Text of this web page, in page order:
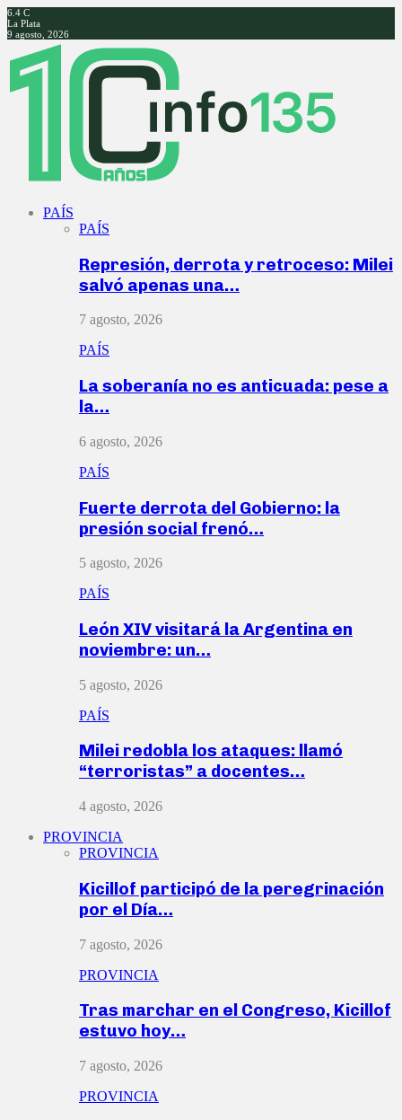
6.4 C
La Plata
9 agosto, 2026
Facebook
Twitter
Instagram
Youtube
PAÍS
PAÍS
Represión, derrota y retroceso: Milei
salvó apenas una…
7 agosto, 2026
PAÍS
La soberanía no es anticuada: pese a
la…
6 agosto, 2026
PAÍS
Fuerte derrota del Gobierno: la
presión social frenó…
5 agosto, 2026
PAÍS
León XIV visitará la Argentina en
noviembre: un…
5 agosto, 2026
PAÍS
Milei redobla los ataques: llamó
“terroristas” a docentes…
4 agosto, 2026
PROVINCIA
PROVINCIA
Kicillof participó de la peregrinación
por el Día…
7 agosto, 2026
PROVINCIA
Tras marchar en el Congreso, Kicillof
estuvo hoy…
7 agosto, 2026
PROVINCIA